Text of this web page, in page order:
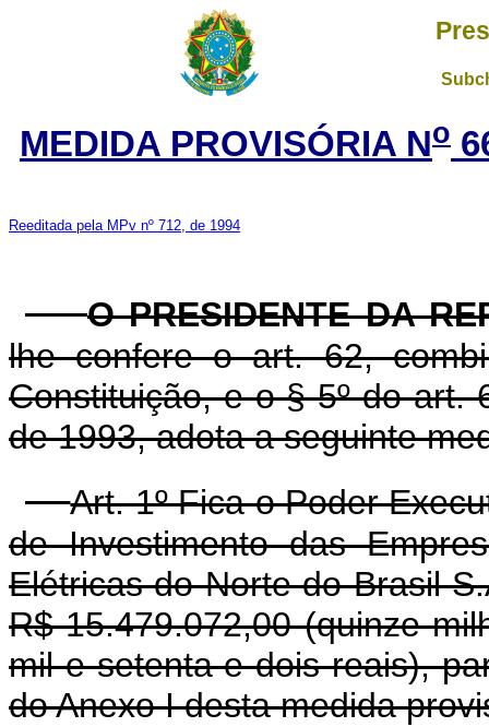
MEDIDA PROVISÓRIA No
Reeditada pela MPv nº 712, de 1994
O PRESIDENTE DA
lhe confere o art. 62,
Constituição, e o § 5º do art.
de 1993, adota a seguinte
Art. 1º Fica o Poder
de Investimento das
Elétricas do Norte do Brasil
R$ 15.479.072,00 (quinze
mil e setenta e dois reais),
do Anexo I desta medida